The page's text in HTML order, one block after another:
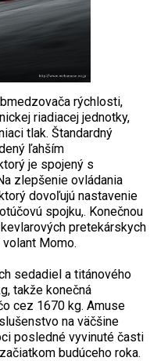
rýchlosti,
riadiacej jednotky,
tlak. Štandardný
ľahším
je spojený s
zlepšenie ovládania
dovoľujú nastavenie
spojku,. Konečnou
pretekárskych
Momo.
sedadiel a titánového
takže konečná
cez 1670 kg. Amuse
na väčšine
posledné vyvinuté časti
budúceho roka.